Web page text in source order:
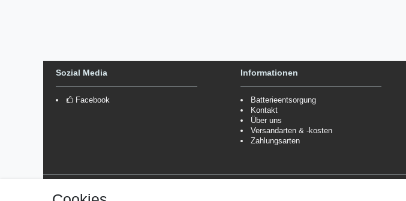
Sozial Media
Facebook
Informationen
Batterieentsorgung
Kontakt
Über uns
Versandarten & -kosten
Zahlungsarten